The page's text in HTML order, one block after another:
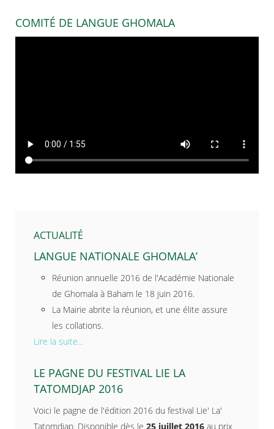
COMITÉ DE LANGUE GHOMALA
ACTUALITÉ
LANGUE NATIONALE GHOMALA’
Réunion annuelle 2016 de l'Académie Nationale
de Ghomala à Baham le 18 juin 2016.
La Mairie abrite la réunion, et une élite assure
les collations.
Lire la suite...
LE PAGNE DU FESTIVAL LIE LA
TATOMDJAP 2016
Voici le pagne de l'édition 2016 du festival Lie' La'
Tatomdjap. Disponible dès le 25 juillet 2016 au prix